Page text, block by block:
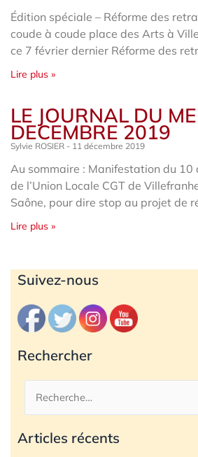
Édition spéciale – Réforme des
coude à coude place des Arts à
ce 7 février dernier Réforme des
Lire plus »
LE JOURNAL DU
DECEMBRE 2019
Sylvie ROSIER 11 décembre 2019
Au sommaire : Manifestation du 10
de l’Union Locale CGT de
Saône, pour dire stop au projet de
Lire plus »
Suivez-nous
Rechercher
Rechercher :
Articles récents
Archives